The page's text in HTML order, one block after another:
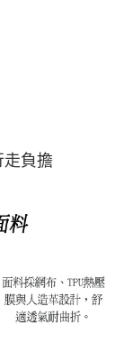
走負擔